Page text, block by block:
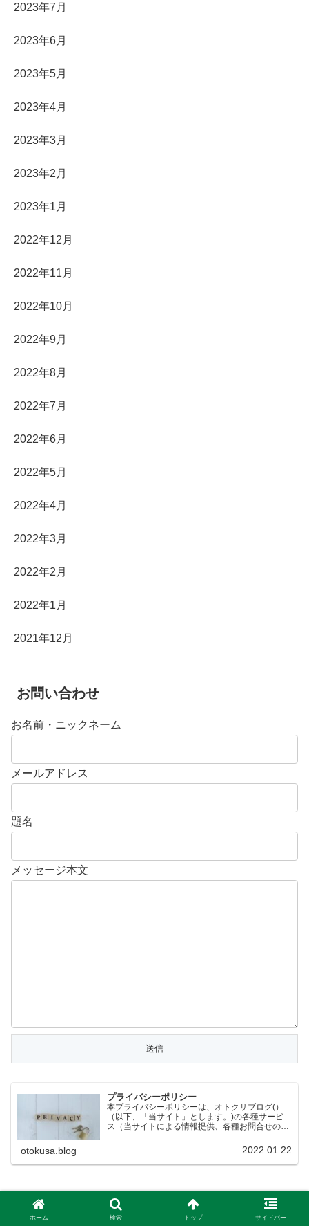
2023年7月
2023年6月
2023年5月
2023年4月
2023年3月
2023年2月
2023年1月
2022年12月
2022年11月
2022年10月
2022年9月
2022年8月
2022年7月
2022年6月
2022年5月
2022年4月
2022年3月
2022年2月
2022年1月
2021年12月
お問い合わせ
お名前・ニックネーム
メールアドレス
題名
メッセージ本文
プライバシーポリシー
本プライバシーポリシーは、オトクサブログ(）
（以下、「当サイト」とします。)の各種サービ
ス（当サイトによる情報提供、各種お問合せの受
問者」とします。）の個人情報もしくはそれに準
otokusa.blog 2022.01.22
ホーム 検索 トップ サイドバー